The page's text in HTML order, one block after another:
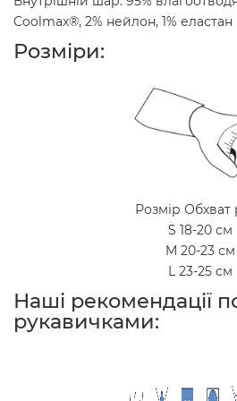
Coolmax®, 2% нейлон, 1% еластан
Розміри:
Розмір Обхват
S 18-20 см
M 20-23 см
L 23-25 см
Наші рекомендації
рукавичками: